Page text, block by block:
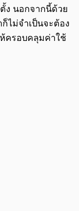
ง นอกจากนี้ด้วย
ไม่จำเป็นจะต้อง
ครอบคลุมค่าใช้